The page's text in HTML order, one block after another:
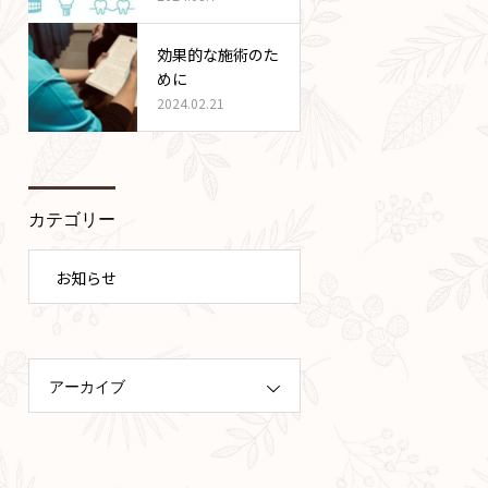
効果的な施術のた
めに
2024.02.21
カテゴリー
お知らせ
アーカイブ